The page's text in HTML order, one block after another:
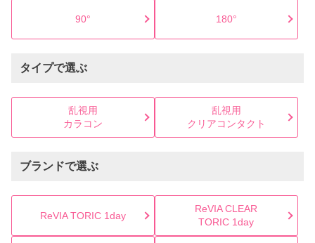
90° 180°
タイプで選ぶ
乱視用
カラコン
乱視用
クリアコンタクト
ブランドで選ぶ
ReVIA TORIC 1day
ReVIA CLEAR
TORIC 1day